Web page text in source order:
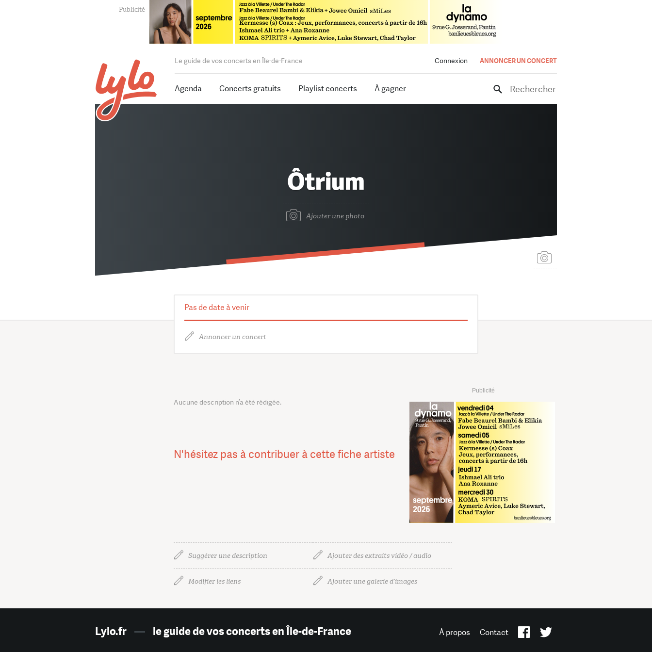
Connexion ANNONCER UN CONCERT
Le guide de vos concerts en Île-de-France
Agenda Concerts gratuits Playlist concerts À gagner Rechercher
Ôtrium
Ajouter une photo
Pas de date à venir
Annoncer un concert
Publicité
Aucune description n’a été rédigée.
N'hésitez pas à contribuer à cette fiche artiste
Suggérer une description Ajouter des extraits vidéo / audio
Modifier les liens Ajouter une galerie d’images
Lylo.fr — le guide de vos concerts en Île-de-France À propos Contact